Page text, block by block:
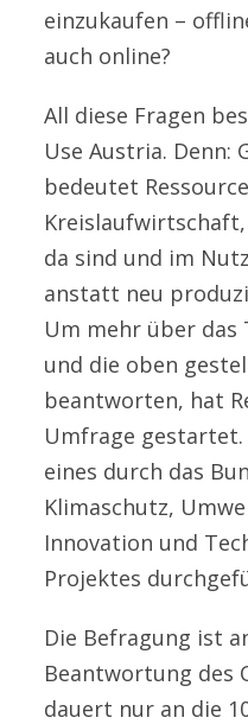
einzukaufen –
auch online?
All diese Fragen
Use Austria. Denn:
bedeutet
da sind und im
anstatt neu
Um mehr über das
und die oben
beantworten, hat
Umfrage gestartet.
eines durch das
Klimaschutz,
Innovation und
Projektes
Die Befragung ist
Beantwortung des
dauert nur an die